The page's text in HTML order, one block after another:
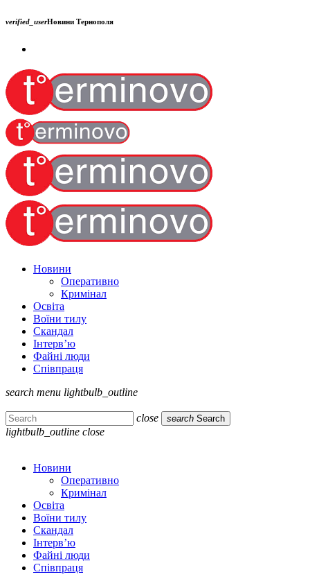
verified_userНовини Тернополя
Новини
Оперативно
Кримінал
Освіта
Воїни тилу
Скандал
Інтерв’ю
Файні люди
Співпраця
search menu lightbulb_outline
close search Search
lightbulb_outline close
Новини
Оперативно
Кримінал
Освіта
Воїни тилу
Скандал
Інтерв’ю
Файні люди
Співпраця